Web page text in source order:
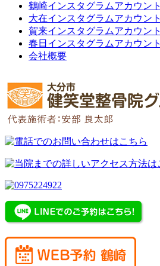
鶴崎インスタグラムアカウント
大在インスタグラムアカウント
賀来インスタグラムアカウント
春日インスタグラムアカウント
会社概要